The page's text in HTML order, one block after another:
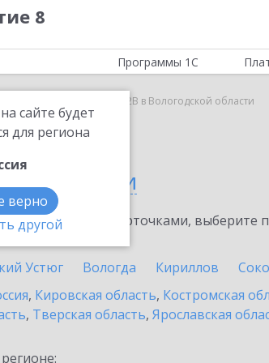
8
сайте будет
для региона
верно
другой
Программы 1С
1С:СБП B2B в Вологодской области
B2B
области
карточками, выберите
Устюг Вологда Кириллов
, Кировская область, Костромская
, Тверская область, Ярославская